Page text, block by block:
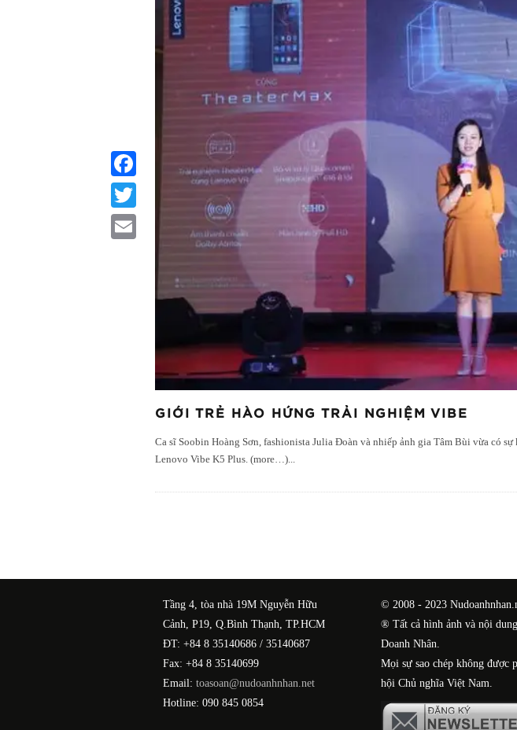
GIỚI TRẺ HÀO HỨNG TRẢI NGHIỆM VIBE
Ca sĩ Soobin Hoàng Sơn, fashionista Julia Đoàn và nhiếp ảnh gia Tâm Bùi vừa có
Lenovo Vibe K5 Plus. (more…)...
Facebook
Twitter
Tầng 4, tòa nhà 19M Nguyễn Hữu
Cảnh, P19, Q.Bình Thạnh, TP.HCM
ĐT: +84 8 35140686 / 35140687
Fax: +84 8 35140699
Email: toasoan@nudoanhnhan.net
Hotline: 090 845 0854
© 2008 - 2023
® Tất cả hình ảnh và nội
Doanh Nhân.
Mọi sự sao chép không được
hội Chủ nghĩa Việt Nam.